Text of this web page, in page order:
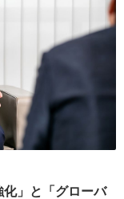
」と「グローバ